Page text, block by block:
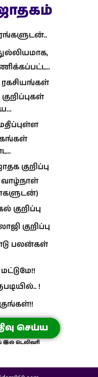
குறிப்பு
குறிப்பு
குறிப்பு
பலன்கள்
!
செய்ய
இல் டெலிவரி